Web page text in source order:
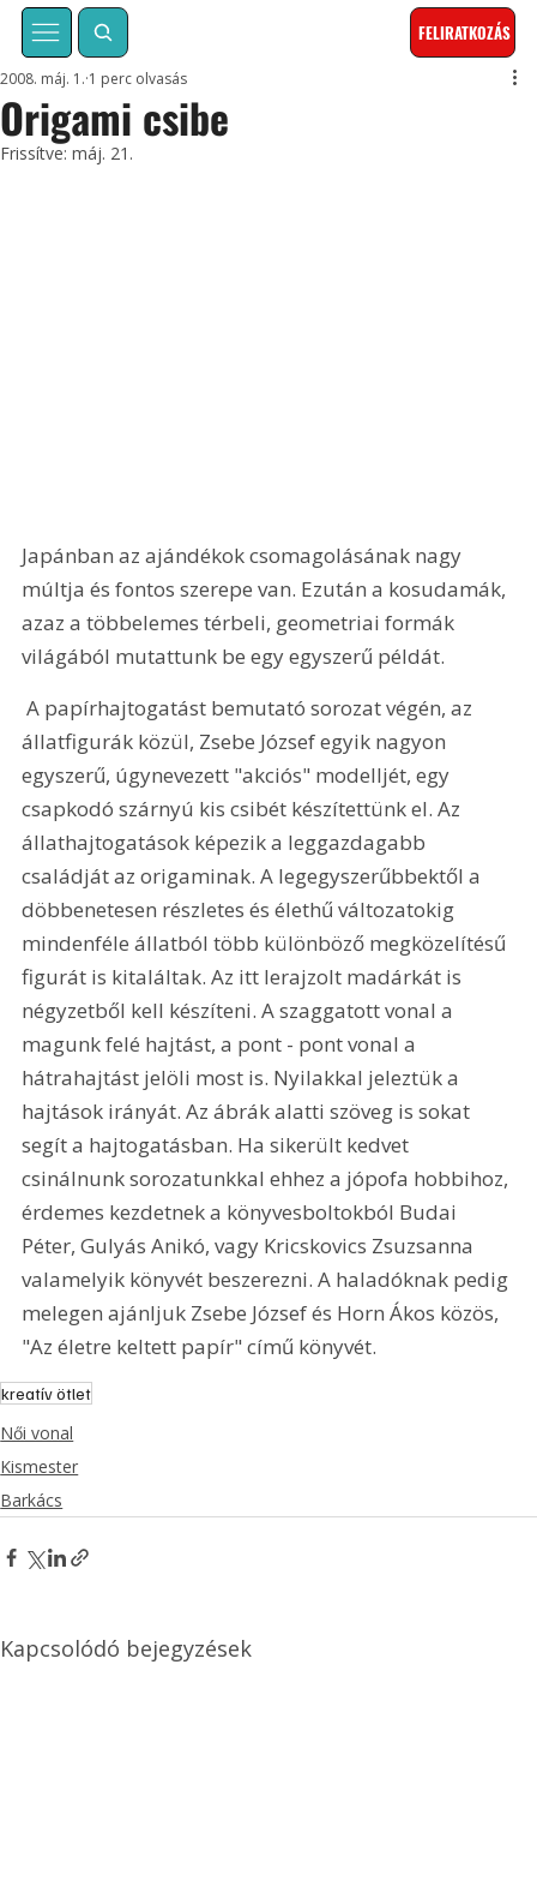
FELIRATKOZÁS
Origami csibe
2008. máj. 1. 1 perc olvasás
Frissítve:máj. 21.
Japánban az ajándékok csomagolásának nagy
múltja és fontos szerepe van. Ezután a kosudamák,
azaz a többelemes térbeli, geometriai formák
világából mutattunk be egy egyszerű példát.
A papírhajtogatást bemutató sorozat végén, az
állatfigurák közül, Zsebe József egyik nagyon
egyszerű, úgynevezett "akciós" modelljét, egy
csapkodó szárnyú kis csibét készítettünk el. Az
állathajtogatások képezik a leggazdagabb
családját az origaminak. A legegyszerűbbektől a
döbbenetesen részletes és élethű változatokig
mindenféle állatból több különböző megközelítésű
figurát is kitaláltak. Az itt lerajzolt madárkát is
négyzetből kell készíteni. A szaggatott vonal a
magunk felé hajtást, a pont - pont vonal a
hátrahajtást jelöli most is. Nyilakkal jeleztük a
hajtások irányát. Az ábrák alatti szöveg is sokat
segít a hajtogatásban. Ha sikerült kedvet
csinálnunk sorozatunkkal ehhez a jópofa hobbihoz,
érdemes kezdetnek a könyvesboltokból Budai
Péter, Gulyás Anikó, vagy Kricskovics Zsuzsanna
valamelyik könyvét beszerezni. A haladóknak pedig
melegen ajánljuk Zsebe József és Horn Ákos közös,
"Az életre keltett papír" című könyvét.
kreatív ötlet
Női vonal
Kismester
Barkács
Kapcsolódó bejegyzések